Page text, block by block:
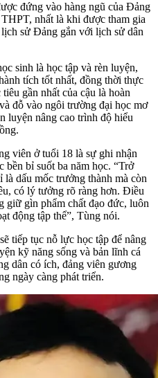
đứng vào hàng ngũ của Đảng
nhất là khi được tham gia
sử Đảng gắn với lịch sử dân
sinh là học tập và rèn luyện,
tích tốt nhất, đồng thời thực
gần nhất của cậu là hoàn
và đỗ vào ngôi trường đại học mơ
luyện nâng cao trình độ hiểu
viên ở tuổi 18 là sự ghi nhận
bỉ suốt ba năm học. “Trở
dấu mốc trưởng thành mà còn
có lý tưởng rõ ràng hơn. Điều
giữ gìn phẩm chất đạo đức, luôn
động tập thể”, Tùng nói.
tiếp tục nỗ lực học tập để nâng
kỹ năng sống và bản lĩnh cá
dân có ích, đảng viên gương
ngày càng phát triển.